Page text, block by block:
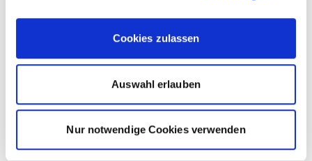
Cookies zulassen
Auswahl erlauben
Nur notwendige Cookies verwenden